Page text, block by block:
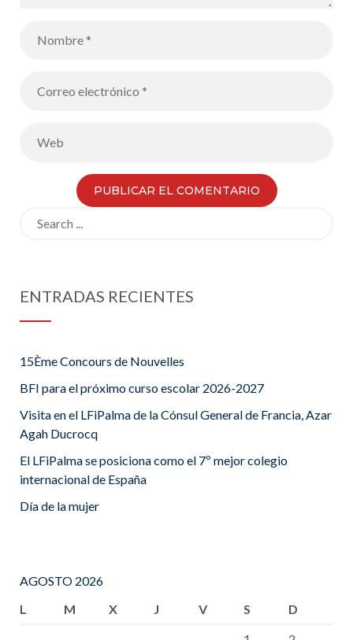
ENTRADAS RECIENTES
15Ème Concours de Nouvelles
BFI para el próximo curso escolar 2026-2027
Visita en el LFiPalma de la Cónsul General de Francia, Azar
Agah Ducrocq
El LFiPalma se posiciona como el 7º mejor colegio
internacional de España
Día de la mujer
AGOSTO 2026
L
M X J V S
D